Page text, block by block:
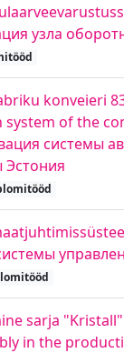
узла
konveieri
of the
системы
sarja
in the